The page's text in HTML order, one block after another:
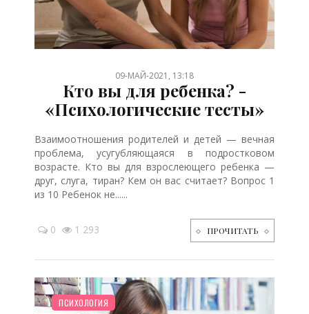
/
09-МАЙ-2021, 13:18
Кто вы для ребенка? -
«Психологические тесты»
Взаимоотношения родителей и детей — вечная
проблема, усугубляющаяся в подростковом
возрасте. Кто вы для взрослеющего ребенка —
друг, слуга, тиран? Кем он вас считает? Вопрос 1
из 10 Ребенок не......
0 1 293 ПРОЧИТАТЬ
СЕМЬЯ
ПСИХОЛОГИЯ